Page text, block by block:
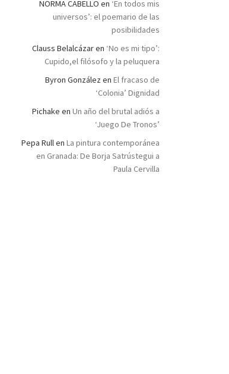
NORMA CABELLO en ‘En todos mis
universos’: el poemario de las
posibilidades
Clauss Belalcázaren ‘No es mi tipo’:
Cupido,el filósofo y la peluquera
Byron González en El fracaso de
‘Colonia’ Dignidad
Pichake en Un año del brutal adiós a
‘Juego De Tronos’
Pepa Rullen La pintura contemporánea
en Granada: De Borja Satrústegui a
Paula Cervilla